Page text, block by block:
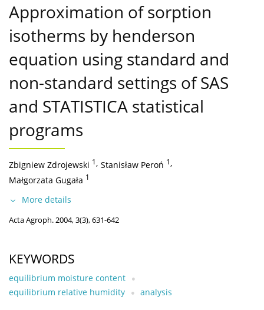
Approximation of sorption
isotherms by henderson
equation using standard and
non-standard settings of SAS
and STATISTICA statistical
programs
Zbigniew Zdrojewski 1, Stanisław Peroń 1,
Małgorzata Gugała 1
More details
Acta Agroph. 2004, 3(3), 631-642
KEYWORDS
equilibrium moisture content
equilibrium relative humidity
analysis